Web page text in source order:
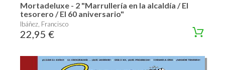
Mortadeluxe - 2 "Marrullería en la alcaldía / El
tesorero / El 60 aniversario"
Ibáñez, Francisco
22,95 €